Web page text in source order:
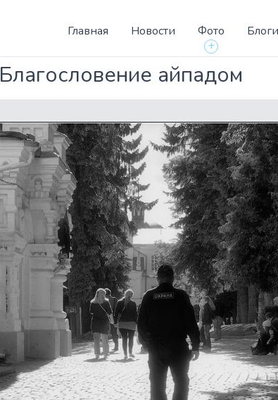
Главная Новости
Фото
+
Блоги
Благословение айпадом